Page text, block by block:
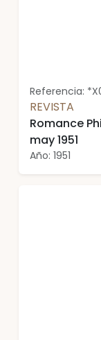
Referencia:
REVISTA
Romance
may 1951
Año: 1951